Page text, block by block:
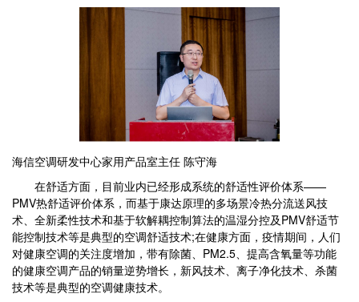
海信空调研发中心家用产品室主任 陈守海
在舒适方面，目前业内已经形成系统的舒适性评价体系——
PMV热舒适评价体系，而基于康达原理的多场景冷热分流送风技
术、全新柔性技术和基于软解耦控制算法的温湿分控及PMV舒适节
能控制技术等是典型的空调舒适技术;在健康方面，疫情期间，人们
对健康空调的关注度增加，带有除菌、PM2.5、提高含氧量等功能
的健康空调产品的销量逆势增长，新风技术、离子净化技术、杀菌
技术等是典型的空调健康技术。